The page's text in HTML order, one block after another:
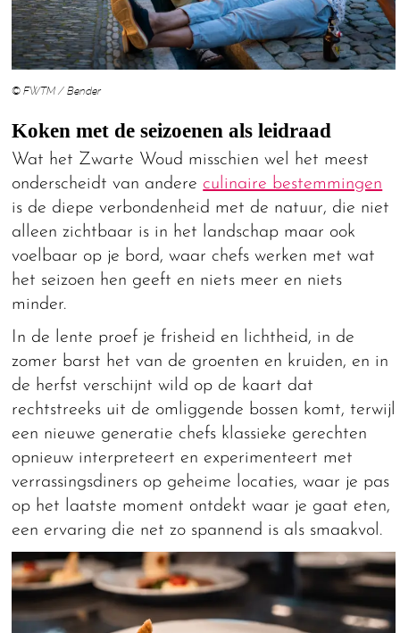
© FWTM / Bender
Koken met de seizoenen als leidraad
Wat het Zwarte Woud misschien wel het meest
onderscheidt van andere culinaire bestemmingen
is de diepe verbondenheid met de natuur, die niet
alleen zichtbaar is in het landschap maar ook
voelbaar op je bord, waar chefs werken met wat
het seizoen hen geeft en niets meer en niets
minder.
In de lente proef je frisheid en lichtheid, in de
zomer barst het van de groenten en kruiden, en in
de herfst verschijnt wild op de kaart dat
rechtstreeks uit de omliggende bossen komt, terwijl
een nieuwe generatie chefs klassieke gerechten
opnieuw interpreteert en experimenteert met
verrassingsdiners op geheime locaties, waar je pas
op het laatste moment ontdekt waar je gaat eten,
een ervaring die net zo spannend is als smaakvol.